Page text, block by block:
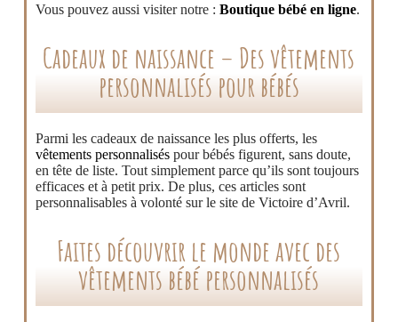
Vous pouvez aussi visiter notre : Boutique bébé en ligne.
Cadeaux de naissance – Des vêtements
personnalisés pour bébés
Parmi les cadeaux de naissance les plus offerts, les
vêtements personnaliséspour bébés figurent, sans doute,
en tête de liste. Tout simplement parce qu’ils sont toujours
efficaces et à petit prix. De plus, ces articles sont
personnalisables à volonté sur le site de Victoire d’Avril.
Faites découvrir le monde avec des
vêtements bébé personnalisés